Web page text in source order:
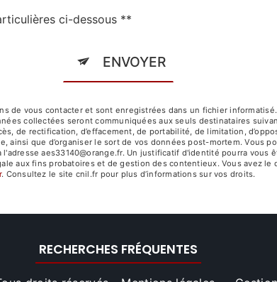
ci-dessous **
ENVOYER
de vous contacter et sont enregistrées dans un fichier
collectées seront communiquées aux seuls destinataires
de rectification, d’effacement, de portabilité, de limitation,
ainsi que d’organiser le sort de vos données post-mortem. Vous
aes33140@orange.fr. Un justificatif d'identité pourra
aux fins probatoires et de gestion des contentieux. Vous avez
. Consultez le site cnil.fr pour plus d’informations sur vos droits.
RECHERCHES FRÉQUENTES